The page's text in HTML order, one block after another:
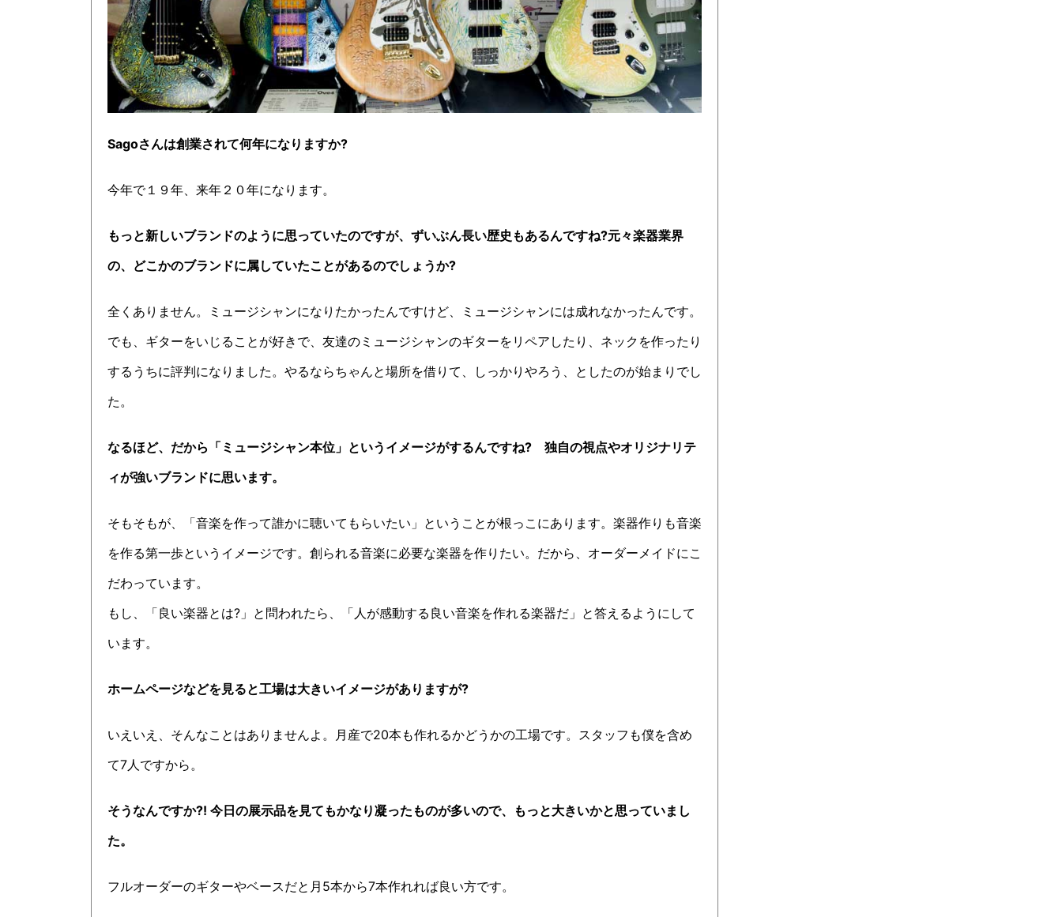
Sagoさんは創業されて何年になりますか?
今年で１９年、来年２０年になります。
もっと新しいブランドのように思っていたのですが、ずいぶん長い歴史もあるんですね?元々楽器業界
の、どこかのブランドに属していたことがあるのでしょうか?
全くありません。ミュージシャンになりたかったんですけど、ミュージシャンには成れなかったんです。
でも、ギターをいじることが好きで、友達のミュージシャンのギターをリペアしたり、ネックを作ったり
するうちに評判になりました。やるならちゃんと場所を借りて、しっかりやろう、としたのが始まりでし
た。
なるほど、だから「ミュージシャン本位」というイメージがするんですね? 独自の視点やオリジナリテ
ィが強いブランドに思います。
そもそもが、「音楽を作って誰かに聴いてもらいたい」ということが根っこにあります。楽器作りも音楽
を作る第一歩というイメージです。創られる音楽に必要な楽器を作りたい。だから、オーダーメイドにこ
だわっています。
もし、「良い楽器とは?」と問われたら、「人が感動する良い音楽を作れる楽器だ」と答えるようにして
います。
ホームページなどを見ると工場は大きいイメージがありますが?
いえいえ、そんなことはありませんよ。月産で20本も作れるかどうかの工場です。スタッフも僕を含め
て7人ですから。
そうなんですか?! 今日の展示品を見てもかなり凝ったものが多いので、もっと大きいかと思っていまし
た。
フルオーダーのギターやベースだと月5本から7本作れれば良い方です。